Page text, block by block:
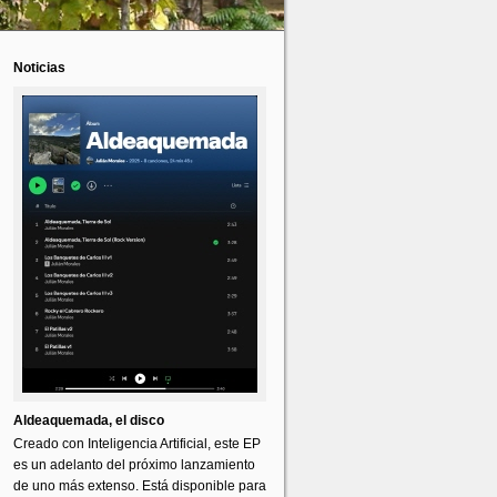
Noticias
Aldeaquemada, el disco
Creado con Inteligencia Artificial, este EP
es un adelanto del próximo lanzamiento
de uno más extenso. Está disponible para